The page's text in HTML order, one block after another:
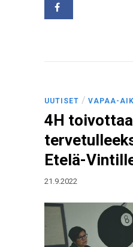
UUTISET / VAPAA-
4H
Etelä-
21.9.2022